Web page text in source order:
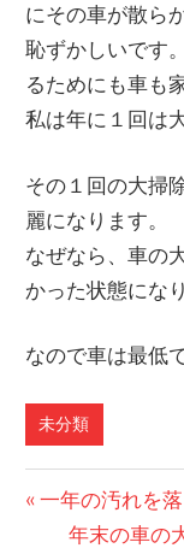
にその車が散ら
恥ずかしいです
るためにも車も
私は年に１回は
その１回の大掃
麗になります。
なぜなら、車の
かった状態にな
なので車は最低
未分類
前
一年の汚れを
次
年末の車の